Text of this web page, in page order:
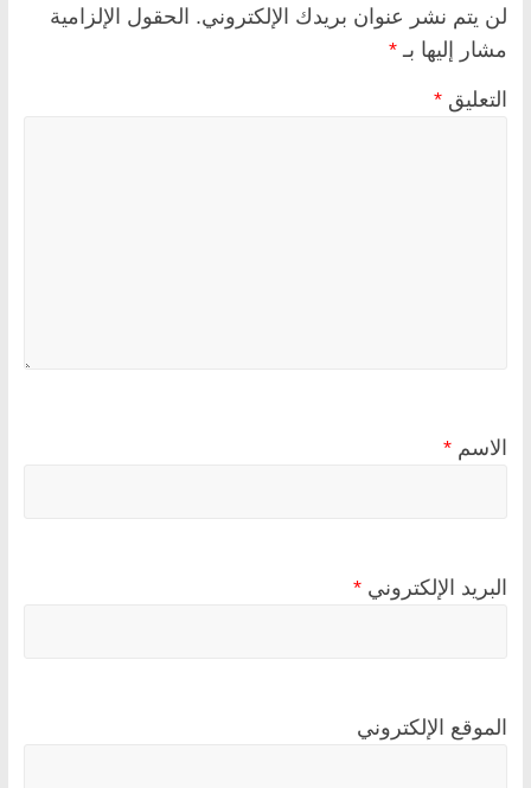
لن يتم نشر عنوان بريدك الإلكتروني. الحقول الإلزامية
مشار إليها بـ *
التعليق *
الاسم *
البريد الإلكتروني *
الموقع الإلكتروني